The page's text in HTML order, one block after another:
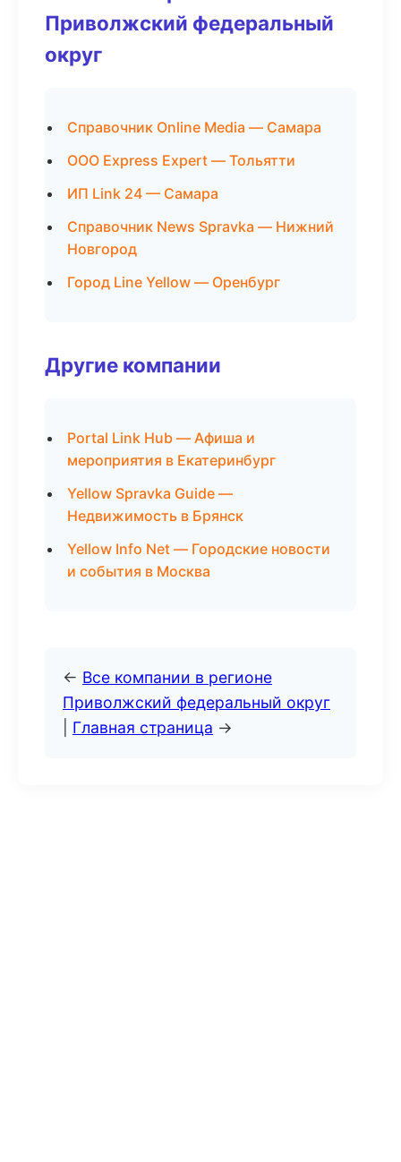
Приволжский федеральный
округ
Справочник Online Media — Самара
ООО Express Expert — Тольятти
ИП Link 24 — Самара
Справочник News Spravka — Нижний
Новгород
Город Line Yellow — Оренбург
Другие компании
Portal Link Hub — Афиша и
мероприятия в Екатеринбург
Yellow Spravka Guide —
Недвижимость в Брянск
Yellow Info Net — Городские новости
и события в Москва
← Все компании в регионе
Приволжский федеральный округ
Главная страница →